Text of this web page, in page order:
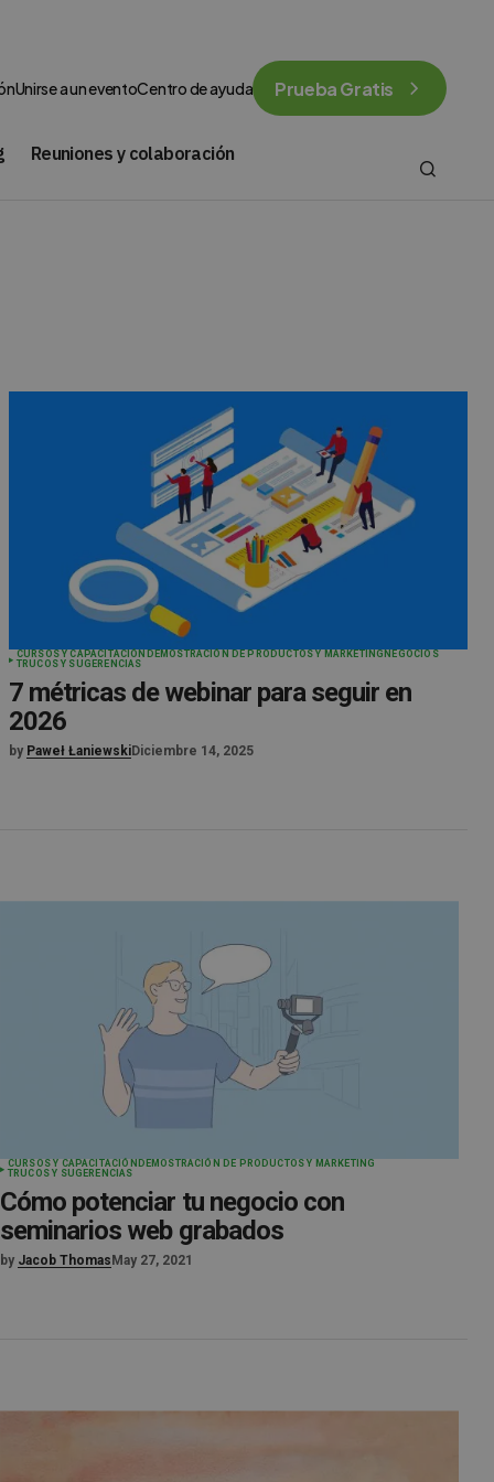
Unirse a un eventoCentro de ayuda Prueba Gratis
Reuniones y colaboración
CURSOS Y CAPACITACIÓN DEMOSTRACIÓN DE PRODUCTOS Y MARKETING NEGOCIOS
TRUCOS Y SUGERENCIAS
7 métricas de webinar para seguir en
2026
by Paweł ŁaniewskiDiciembre 14, 2025
CURSOS Y CAPACITACIÓN DEMOSTRACIÓN DE PRODUCTOS Y MARKETING
TRUCOS Y SUGERENCIAS
Cómo potenciar tu negocio con
seminarios web grabados
by Jacob Thomas May 27, 2021